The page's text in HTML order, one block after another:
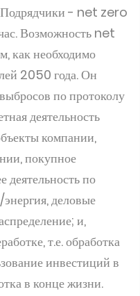
2050 года. Он
по протоколу
деятельность
компании,
покупное
по
энергия, деловые
и,
т.е. обработка
инвестиций в
в конце жизни.
к "чистому
в вакууме, в